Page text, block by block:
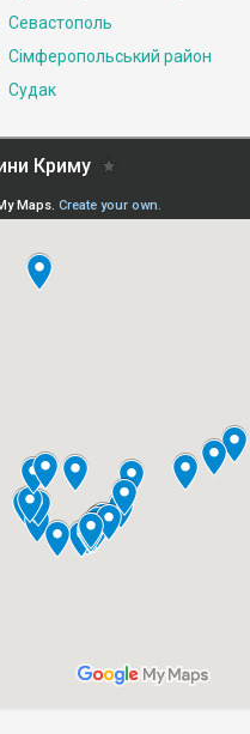
Севастополь
Сімферопольський район
Судак